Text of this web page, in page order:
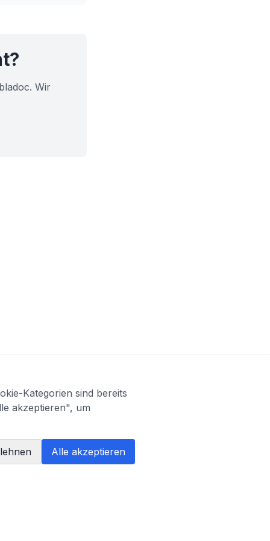
Wir
Kategorien sind bereits
akzeptieren", um
Alle akzeptieren